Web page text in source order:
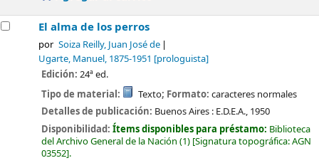
El alma de los perros
por Soiza Reilly, Juan José de
Ugarte, Manuel, 1875-1951 [prologuista]
Edición:24ª ed.
Tipo de material:
Texto; Formato: caracteres normales
Detalles de publicación: Buenos Aires : E.D.E.A., 1950
Disponibilidad:Ítems disponibles para préstamo: Biblioteca
del Archivo General de la Nación (1) Signatura topográfica:AGN
03552 .